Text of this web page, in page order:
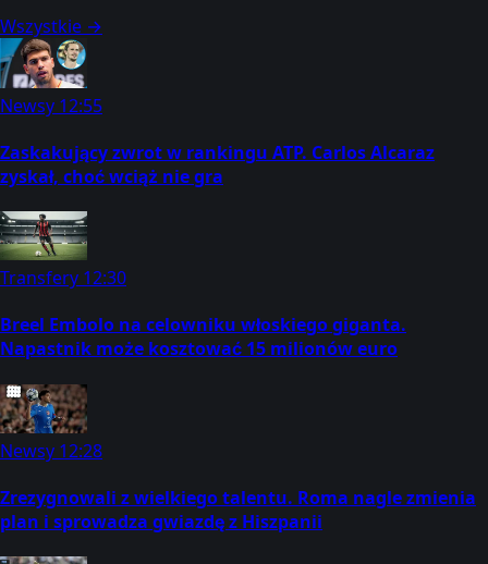
Wszystkie →
Newsy 12:55
Zaskakujący zwrot w rankingu ATP. Carlos Alcaraz
zyskał, choć wciąż nie gra
Transfery 12:30
Breel Embolo na celowniku włoskiego giganta.
Napastnik może kosztować 15 milionów euro
Newsy 12:28
Zrezygnowali z wielkiego talentu. Roma nagle zmienia
plan i sprowadza gwiazdę z Hiszpanii